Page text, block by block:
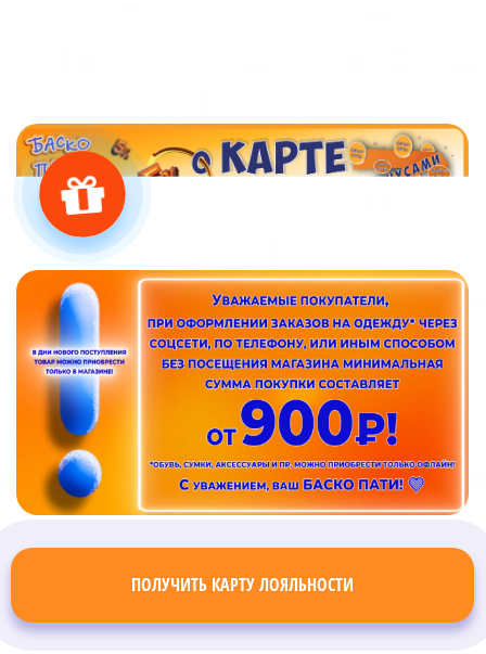
ПОЛУЧИТЬ КАРТУ ЛОЯЛЬНОСТИ